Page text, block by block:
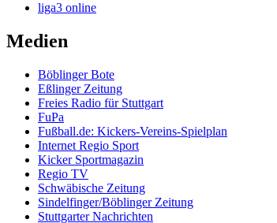
liga3 online
Medien
Böblinger Bote
Eßlinger Zeitung
Freies Radio für Stuttgart
FuPa
Fußball.de: Kickers-Vereins-Spielplan
Internet Regio Sport
Kicker Sportmagazin
Regio TV
Schwäbische Zeitung
Sindelfinger/Böblinger Zeitung
Stuttgarter Nachrichten